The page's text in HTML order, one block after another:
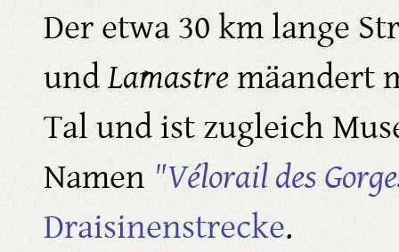
Der etwa 30 km lange
undLamastremäandert
Tal und ist zugleich
Namen "Vélorail des
Draisinenstrecke.